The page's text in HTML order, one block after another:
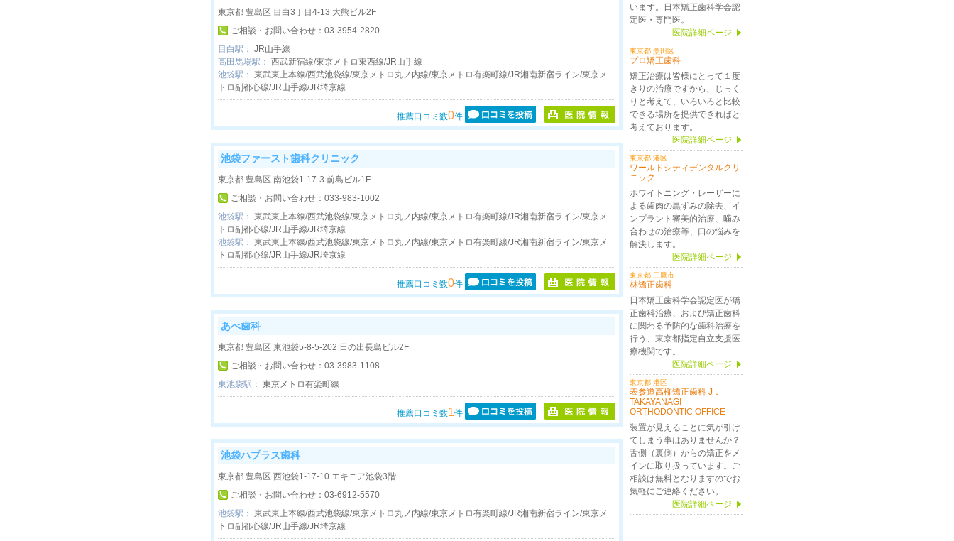
東京都 豊島区 目白3丁目4-13 大熊ビル2F
ご相談・お問い合わせ： 03-3954-2820
目白駅： JR山手線
高田馬場駅： 西武新宿線/東京メトロ東西線/JR山手線
池袋駅： 東武東上本線/西武池袋線/東京メトロ丸ノ内線/東京メトロ有楽町線/JR湘南新宿ライン/東京メ
トロ副都心線/JR山手線/JR埼京線
推薦口コミ数0件
池袋ファースト歯科クリニック
東京都 豊島区 南池袋1-17-3 前島ビル1F
ご相談・お問い合わせ： 033-983-1002
池袋駅： 東武東上本線/西武池袋線/東京メトロ丸ノ内線/東京メトロ有楽町線/JR湘南新宿ライン/東京メ
トロ副都心線/JR山手線/JR埼京線
池袋駅： 東武東上本線/西武池袋線/東京メトロ丸ノ内線/東京メトロ有楽町線/JR湘南新宿ライン/東京メ
トロ副都心線/JR山手線/JR埼京線
推薦口コミ数0件
あべ歯科
東京都 豊島区 東池袋5-8-5-202 日の出長島ビル2F
ご相談・お問い合わせ： 03-3983-1108
東池袋駅： 東京メトロ有楽町線
推薦口コミ数1件
池袋ハプラス歯科
東京都 豊島区 西池袋1-17-10 エキニア池袋3階
ご相談・お問い合わせ： 03-6912-5570
池袋駅： 東武東上本線/西武池袋線/東京メトロ丸ノ内線/東京メトロ有楽町線/JR湘南新宿ライン/東京メ
トロ副都心線/JR山手線/JR埼京線
います。日本矯正歯科学会認
定医・専門医。
医院詳細ページ
東京都 墨田区
プロ矯正歯科
矯正治療は皆様にとって１度
きりの治療ですから、じっく
りと考えて、いろいろと比較
できる場所を提供できればと
考えております。
医院詳細ページ
東京都 港区
ワールドシティデンタルクリ
ニック
ホワイトニング・レーザーに
よる歯肉の黒ずみの除去、イ
ンプラント審美的治療、噛み
合わせの治療等、口の悩みを
解決します。
医院詳細ページ
東京都 三鷹市
林矯正歯科
日本矯正歯科学会認定医が矯
正歯科治療、および矯正歯科
に関わる予防的な歯科治療を
行う、東京都指定自立支援医
療機関です。
医院詳細ページ
東京都 港区
表参道高柳矯正歯科 J．
TAKAYANAGI
ORTHODONTIC OFFICE
装置が見えることに気が引け
てしまう事はありませんか？
舌側（裏側）からの矯正をメ
インに取り扱っています。ご
相談は無料となりますのでお
気軽にご連絡ください。
医院詳細ページ